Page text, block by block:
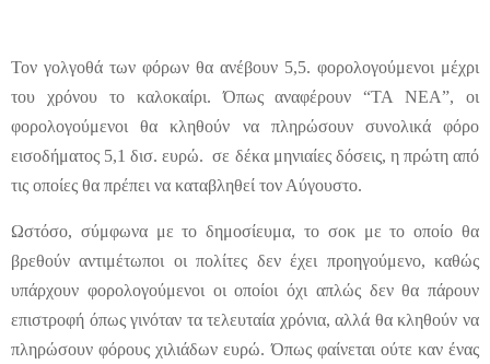
Τον γολγοθά των φόρων θα ανέβουν 5,5. φορολογούμενοι μέχρι
του χρόνου το καλοκαίρι. Όπως αναφέρουν “ΤΑ ΝΕΑ”, οι
φορολογούμενοι θα κληθούν να πληρώσουν συνολικά φόρο
εισοδήματος 5,1 δισ. ευρώ. σε δέκα μηνιαίες δόσεις, η πρώτη από
τις οποίες θα πρέπει να καταβληθεί τον Αύγουστο.
Ωστόσο, σύμφωνα με το δημοσίευμα, το σοκ με το οποίο θα
βρεθούν αντιμέτωποι οι πολίτες δεν έχει προηγούμενο, καθώς
υπάρχουν φορολογούμενοι οι οποίοι όχι απλώς δεν θα πάρουν
επιστροφή όπως γινόταν τα τελευταία χρόνια, αλλά θα κληθούν να
πληρώσουν φόρους χιλιάδων ευρώ. Όπως φαίνεται ούτε καν ένας